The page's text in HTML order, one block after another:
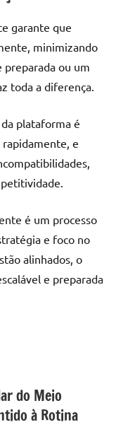
garante que
minimizando
preparada ou um
toda a diferença.
plataforma é
rapidamente, e
é um processo
e foco no
alinhados, o
e preparada
do Meio
à Rotina